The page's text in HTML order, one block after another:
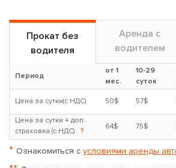
Прокат без
водителя
Аренда с
водителем
Период
от 1
мес.
10-29
суток
Цена за сутки(с НДС) 50$ 57$
Цена за сутки + доп.
страховка (с НДС)
?
64$ 75$
* Ознакомиться с условиями аренды